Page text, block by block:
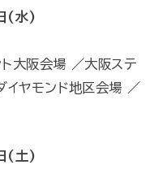
(水)
大阪会場 ／大阪ステ
イヤモンド地区会場 ／
(土)